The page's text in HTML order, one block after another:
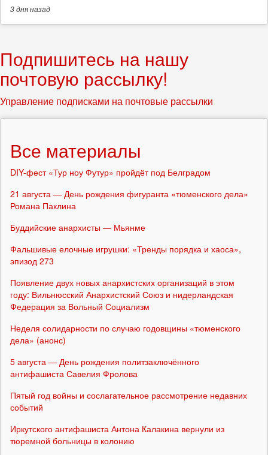
3 дняназад
Подпишитесь на нашу
почтовую рассылку!
Управление подписками на почтовые рассылки
Все материалы
DIY-фест «Тур ноу Футур» пройдёт под Белградом
21 августа — День рождения фигуранта «тюменского дела»
Романа Паклина
Буддийские анархисты — Мьянме
Фальшивые елочные игрушки: «Тренды порядка и хаоса»,
эпизод 273
Появление двух новых анархистских организаций в этом
году: Вильнюсский Анархистский Союз и нидерландская
Федерация за Вольный Социализм
Неделя солидарности по случаю годовщины «тюменского
дела» (анонс)
5 августа — День рождения политзаключённого
антифашиста Савелия Фролова
Пятый год войны и сослагательное рассмотрение недавних
событий
Иркутского антифашиста Антона Калакина вернули из
тюремной больницы в колонию